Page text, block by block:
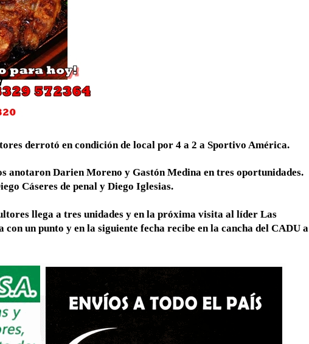
derrotó en condición de local por 4 a 2 a Sportivo América.
anotaron Darien Moreno y Gastón Medina en tres oportunidades.
Cáseres de penal y Diego Iglesias.
llega a tres unidades y en la próxima visita al líder Las
un punto y en la siguiente fecha recibe en la cancha del CADU a